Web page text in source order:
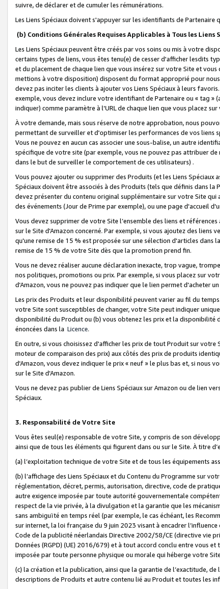
suivre, de déclarer et de cumuler les rémunérations.
Les Liens Spéciaux doivent s'appuyer sur les identifiants de Partenaire
(b) Conditions Générales Requises Applicables à Tous les Liens
Les Liens Spéciaux peuvent être créés par vos soins ou mis à votre
certains types de liens, vous êtes tenu(e) de cesser d'afficher lesdits
et du placement de chaque lien que vous insérez sur votre Site et
mettions à votre disposition) disposent du format approprié pour
devez pas inciter les clients à ajouter vos Liens Spéciaux à leurs
exemple, vous devez inclure votre identifiant de Partenaire ou « tag
indiquer) comme paramètre à l'URL de chaque lien que vous placez
À votre demande, mais sous réserve de notre approbation, nous
permettant de surveiller et d'optimiser les performances de vos liens
Vous ne pouvez en aucun cas associer une sous-balise, un autre
spécifique de votre site (par exemple, vous ne pouvez pas attribuer
dans le but de surveiller le comportement de ces utilisateurs) .
Vous pouvez ajouter ou supprimer des Produits (et les Liens
Spéciaux doivent être associés à des Produits (tels que définis dans
devez présenter du contenu original supplémentaire sur votre Site qui
des événements (Jour de Prime par exemple), ou une page d'accueil
Vous devez supprimer de votre Site l’ensemble des liens et
sur le Site d'Amazon concerné. Par exemple, si vous ajoutez des
qu'une remise de 15 % est proposée sur une sélection d'articles
remise de 15 % de votre Site dès que la promotion prend fin.
Vous ne devez réaliser aucune déclaration inexacte, trop vague,
nos politiques, promotions ou prix. Par exemple, si vous placez sur
d'Amazon, vous ne pouvez pas indiquer que le lien permet d'acheter
Les prix des Produits et leur disponibilité peuvent varier au fil du
votre Site sont susceptibles de changer, votre Site peut indiquer
disponibilité du Produit ou (b) vous obtenez les prix et la disponibilité
énoncées dans la Licence.
En outre, si vous choisissez d'afficher les prix de tout Produit sur
moteur de comparaison des prix) aux côtés des prix de produits
d'Amazon, vous devez indiquer le prix « neuf » le plus bas et, si nous
sur le Site d'Amazon.
Vous ne devez pas publier de Liens Spéciaux sur Amazon ou de lien
Spéciaux.
3. Responsabilité de Votre Site
Vous êtes seul(e) responsable de votre Site, y compris de son
ainsi que de tous les éléments qui figurent dans ou sur le Site. À titre
(a) l’exploitation technique de votre Site et de tous les équipements
(b) l’affichage des Liens Spéciaux et du Contenu du Programme sur
réglementation, décret, permis, autorisation, directive, code de
autre exigence imposée par toute autorité gouvernementale
respect de la vie privée, à la divulgation et la garantie que les
sans ambiguïté en temps réel (par exemple, le cas échéant, les
sur internet, la loi française du 9 juin 2023 visant à encadrer
Code de la publicité néerlandais Directive 2002/58/CE (directive vie
Données (RGPD) (UE) 2016/679) et à tout accord conclu entre vous
imposée par toute personne physique ou morale qui héberge votre
(c) la création et la publication, ainsi que la garantie de l’exactitude,
descriptions de Produits et autre contenu lié au Produit et toutes les